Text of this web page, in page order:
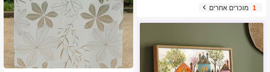
1מוכרים אחרים